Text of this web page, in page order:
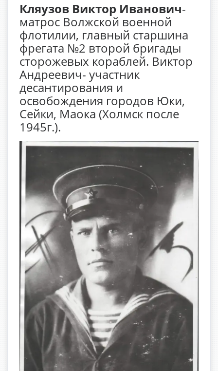
Кляузов Виктор Иванович-
матрос Волжской военной
флотилии, главный старшина
фрегата №2 второй бригады
сторожевых кораблей. Виктор
Андреевич- участник
десантирования и
освобождения городов Юки,
Сейки, Маока (Холмск после
1945г.).